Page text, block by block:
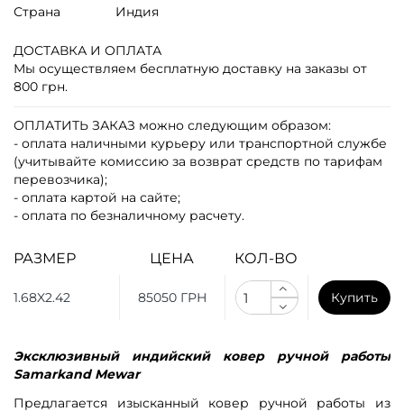
Страна
Индия
ДОСТАВКА И ОПЛАТА
Мы осуществляем бесплатную доставку на заказы от
800 грн.
ОПЛАТИТЬ ЗАКАЗ можно следующим образом:
- оплата наличными курьеру или транспортной службе
(учитывайте комиссию за возврат средств по тарифам
перевозчика);
- оплата картой на сайте;
- оплата по безналичному расчету.
РАЗМЕР ЦЕНА КОЛ-ВО
1.68X2.42 85050 ГРН Купить
Эксклюзивный индийский ковер ручной работы
Samarkand Mewar
Предлагается изысканный ковер ручной работы из